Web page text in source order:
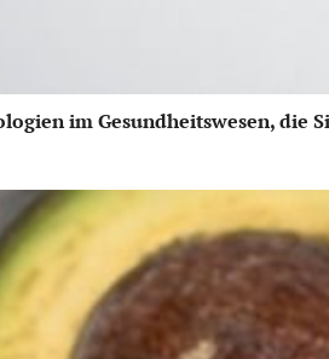
im Gesundheitswesen, die